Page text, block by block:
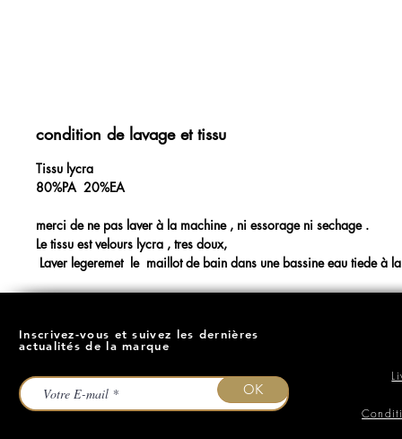
condition de lavage et tissu
Tissu lycra
80%PA 20%EA
merci de ne pas laver à la machine , ni essorage ni sechage .
Le tissu est velours lycra , tres doux,
Laver legeremet le maillot de bain dans une bassine eau tiede à
Inscrivez-vous et suivez les dernières
actualités de la marque
OK